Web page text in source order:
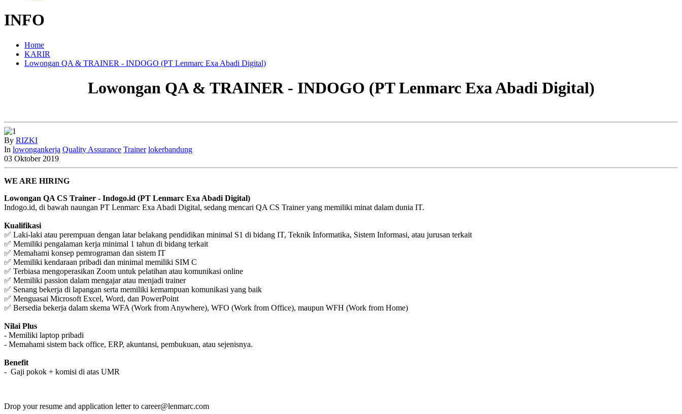
INFO
Home
KARIR
Lowongan QA & TRAINER - INDOGO (PT Lenmarc Exa Abadi Digital)
Lowongan QA & TRAINER - INDOGO (PT Lenmarc Exa Abadi Digital)
By RIZKI
In lowongankerja Quality Assurance Trainer lokerbandung
03 Oktober2019
WE ARE HIRING
Lowongan QA CS Trainer - Indogo.id (PT Lenmarc Exa Abadi Digital)
Indogo.id, di bawah naungan PT Lenmarc Exa Abadi Digital, sedang mencari QA CS Trainer yang memiliki minat dalam dunia IT.
Kualifikasi
✅ Laki-laki atau perempuan dengan latar belakang pendidikan minimal S1 di bidang IT, Teknik Informatika, Sistem Informasi, atau jurusan terkait
✅ Memiliki pengalaman kerja minimal 1 tahun di bidang terkait
✅ Memahami konsep pemrograman dan sistem IT
✅ Memiliki kendaraan pribadi dan minimal memiliki SIM C
✅ Terbiasa mengoperasikan Zoom untuk pelatihan atau komunikasi online
✅ Memiliki passion dalam mengajar atau menjadi trainer
✅ Senang bekerja di lapangan serta memiliki kemampuan komunikasi yang baik
✅ Menguasai Microsoft Excel, Word, dan PowerPoint
✅ Bersedia bekerja dalam skema WFA (Work from Anywhere), WFO (Work from Office), maupun WFH (Work from Home)
Nilai Plus
- Memiliki laptop pribadi
- Memahami sistem back office, ERP, akuntansi, pembukuan, atau sejenisnya.
Benefit
- Gaji pokok + komisi di atas UMR
Drop your resume and application letter to career@lenmarc.com